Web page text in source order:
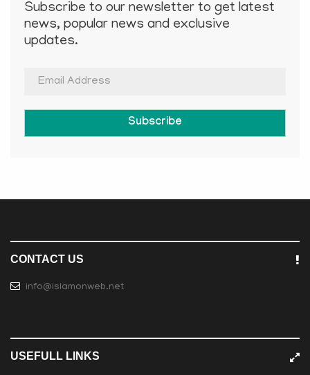
Subscribe to our newsletter to get latest
news, popular news and exclusive
updates.
Subscribe
CONTACT US
info@islamonweb.net
USEFULL LINKS